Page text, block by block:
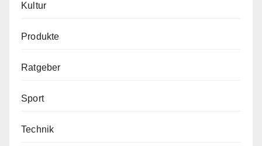
Kultur
Produkte
Ratgeber
Sport
Technik